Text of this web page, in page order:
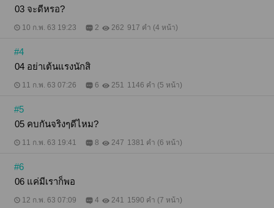
03 จะดีหรอ?
10 ก.พ. 63 19:23 2 262 917 คำ (4 หน้า)
#4
04 อย่าเต้นแรงนักสิ
11 ก.พ. 63 07:26 6 251 1146 คำ (5 หน้า)
#5
05 คบกันจริงๆดีไหม?
11 ก.พ. 63 19:41 8 247 1381 คำ (6 หน้า)
#6
06 แค่มีเราก็พอ
12 ก.พ. 63 07:09 4 241 1590 คำ (7 หน้า)